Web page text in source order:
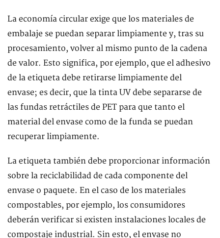
La economía circular exige que los materiales de
embalaje se puedan separar limpiamente y, tras su
procesamiento, volver al mismo punto de la cadena
de valor. Esto significa, por ejemplo, que el adhesivo
de la etiqueta debe retirarse limpiamente del
envase; es decir, que la tinta UV debe separarse de
las fundas retráctiles de PET para que tanto el
material del envase como de la funda se puedan
recuperar limpiamente.
La etiqueta también debe proporcionar información
sobre la reciclabilidad de cada componente del
envase o paquete. En el caso de los materiales
compostables, por ejemplo, los consumidores
deberán verificar si existen instalaciones locales de
compostaje industrial. Sin esto, el envase no